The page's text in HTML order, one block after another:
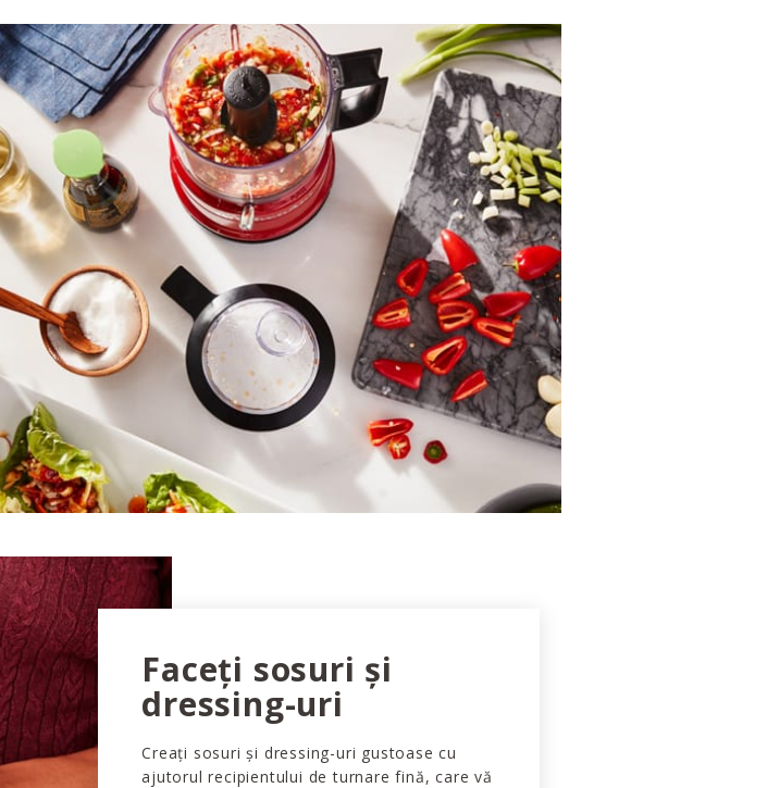
Faceți sosuri și
dressing-uri
Creați sosuri și dressing-uri gustoase cu
ajutorul recipientului de turnare fină, care vă